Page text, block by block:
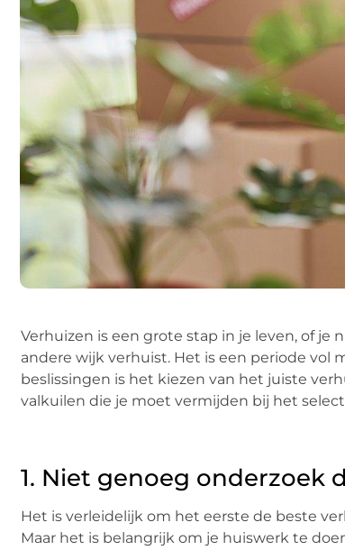
Verhuizen is een grote stap in je leven, of je
andere wijk verhuist. Het is een periode vol
beslissingen is het kiezen van het juiste
valkuilen die je moet vermijden bij het
1. Niet genoeg onderzoek
Het is verleidelijk om het eerste de beste
Maar het is belangrijk om je huiswerk te